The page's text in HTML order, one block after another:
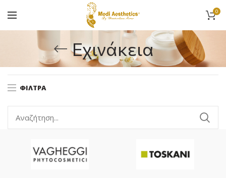
0
Εχινάκεια
ΦΊΛΤΡΑ